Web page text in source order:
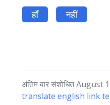
हाँ नहीं
अंतिम बार संशोधित August
translate english link